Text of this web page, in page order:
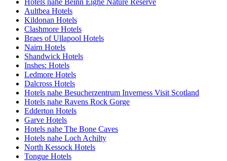
Aultbea Hotels
Kildonan Hotels
Clashmore Hotels
Braes of Ullapool Hotels
Nairn Hotels
Shandwick Hotels
Inshes: Hotels
Ledmore Hotels
Dalcross Hotels
Hotels nahe Besucherzentrum Inverness Visit Scotland
Hotels nahe Ravens Rock Gorge
Edderton Hotels
Garve Hotels
Hotels nahe The Bone Caves
Hotels nahe Loch Achilty
North Kessock Hotels
Tongue Hotels